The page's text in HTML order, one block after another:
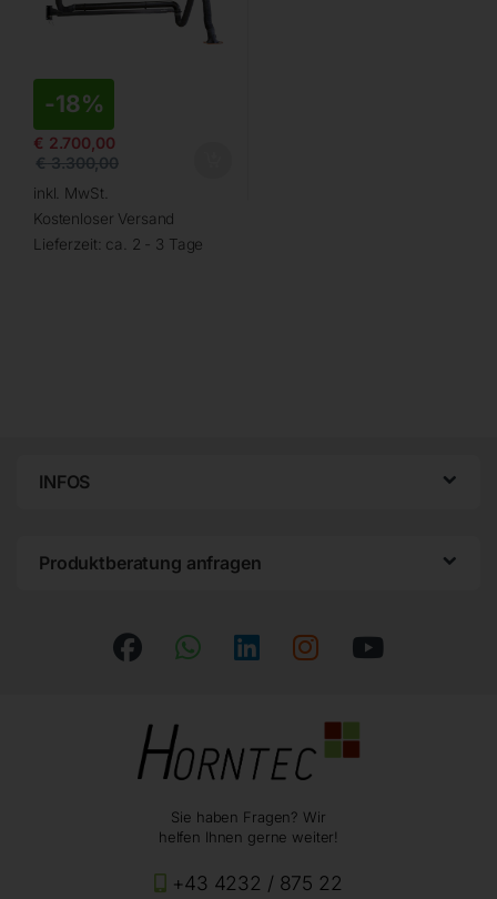
-18%
€ 2.700,00
€3.300,00
inkl. MwSt.
Kostenloser Versand
Lieferzeit: ca. 2 - 3 Tage
INFOS
Produktberatung anfragen
Sie haben Fragen? Wir
helfen Ihnen gerne weiter!
+43 4232 / 875 22